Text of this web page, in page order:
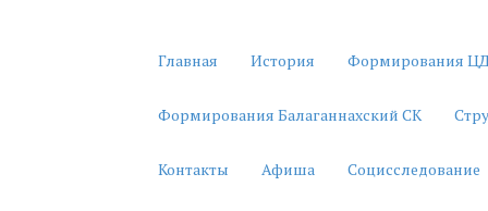
Главная История Формирования ЦД
Формирования Балаганнахский СК
Контакты Афиша Социсследование